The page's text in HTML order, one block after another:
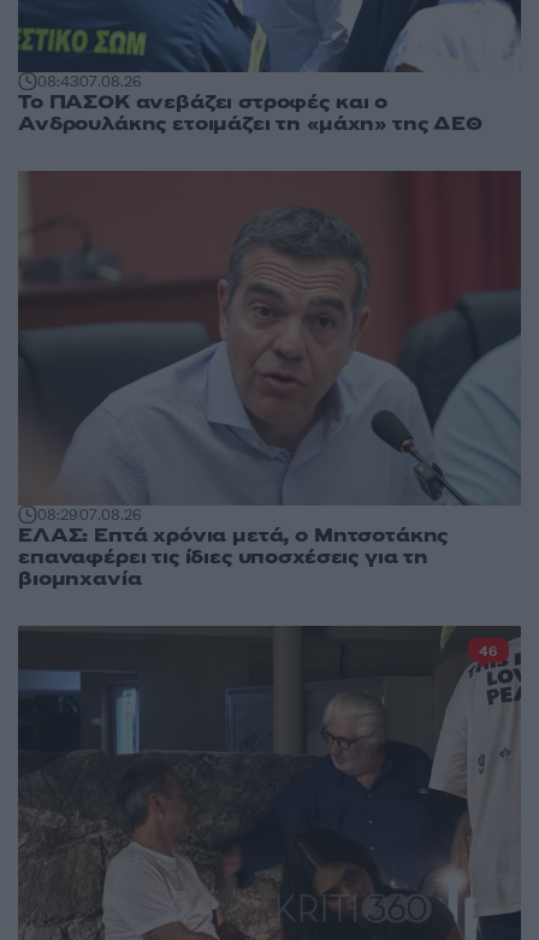
08:4307.08.26
Το ΠΑΣΟΚ ανεβάζει στροφές και ο
Ανδρουλάκης ετοιμάζει τη «μάχη» της ΔΕΘ
08:2907.08.26
ΕΛΑΣ: Επτά χρόνια μετά, ο Μητσοτάκης
επαναφέρει τις ίδιες υποσχέσεις για τη
βιομηχανία
46